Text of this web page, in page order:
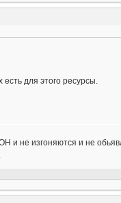
для этого ресурсы.
не изгоняются и не